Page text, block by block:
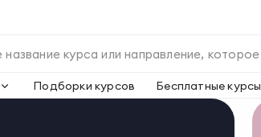
Подборки курсов Бесплатные курсы